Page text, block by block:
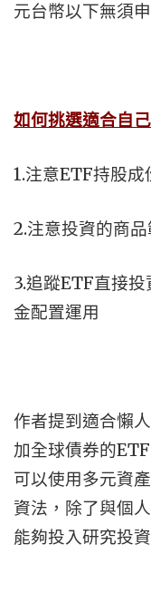
元台幣以下無須申
如何挑選適合自
1.注意ETF持股
2.注意投資的商
3.追蹤ETF直接
金配置運用
作者提到適合懶
加全球債券的
可以使用多元資
資法，除了與個
能夠投入研究投